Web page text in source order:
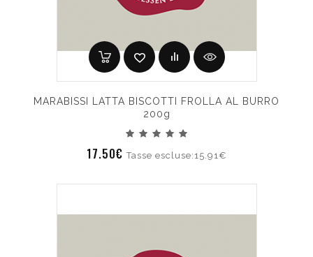
MARABISSI LATTA BISCOTTI FROLLA AL BURRO
200g
17.50€Tasse escluse:15.91€